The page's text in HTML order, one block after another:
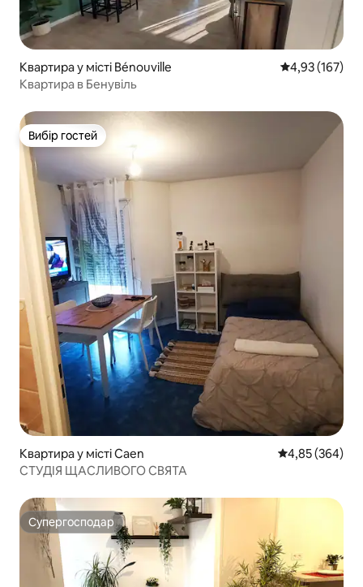
Квартира у місті Bénouville Середня
4,93 (167)
Квартира в Бенувіль
Вибір гостей
Вибір гостей
Квартира у місті Caen Середня
4,85 (364)
СТУДІЯ ЩАСЛИВОГО СВЯТА
Супергосподар
Супергосподар